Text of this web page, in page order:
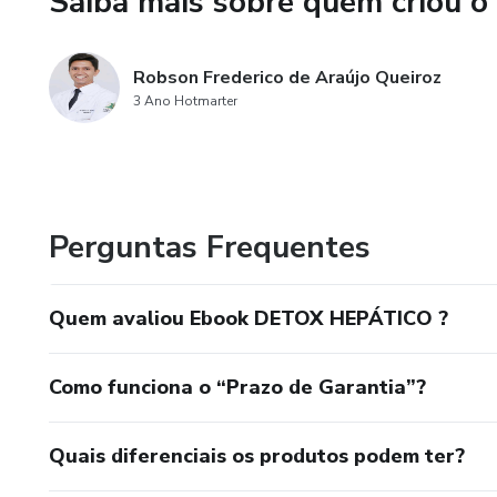
Robson Frederico de Araújo Queiroz
3 Ano Hotmarter
Perguntas Frequentes
Quem avaliou Ebook DETOX HEPÁTICO ?
Como funciona o “Prazo de Garantia”?
Quais diferenciais os produtos podem ter?